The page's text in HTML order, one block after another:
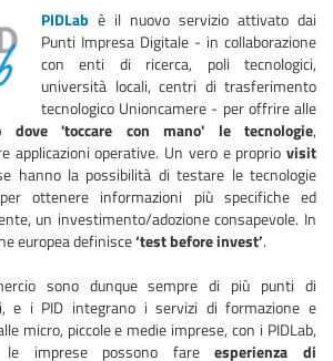
PIDLab è il nuovo servizio attivato dai
Punti Impresa Digitale - in collaborazione
con enti di ricerca, poli tecnologici,
università locali, centri di trasferimento
tecnologico Unioncamere - per offrire alle
dove 'toccare con mano' le tecnologie,
applicazioni operative. Un vero e proprio visit
hanno la possibilità di testare le tecnologie
ottenere informazioni più specifiche ed
un investimento/adozione consapevole. In
europea definisce‘test before invest’.
sono dunque sempre di più punti di
e i PID integrano i servizi di formazione e
micro, piccole e medie imprese, con i PIDLab,
le imprese possono fareesperienza di